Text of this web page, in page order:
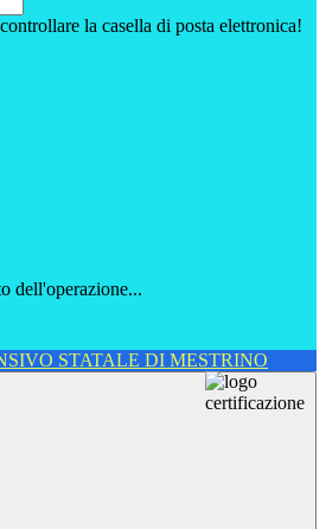
la casella di posta elettronica!
dell'operazione...